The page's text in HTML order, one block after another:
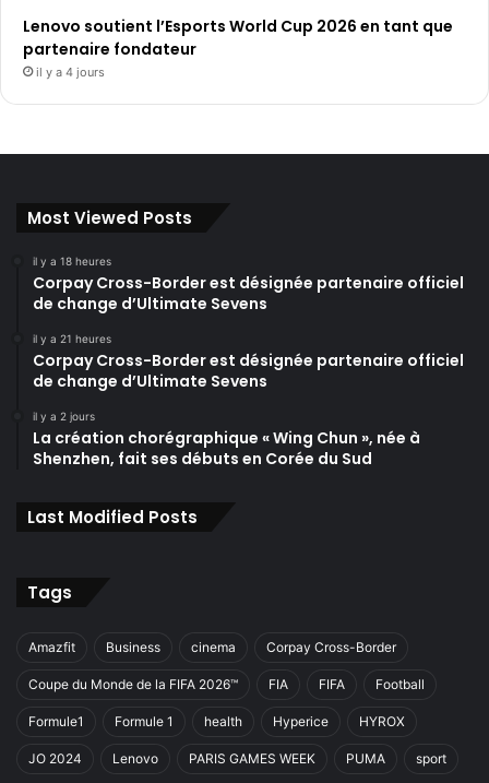
Lenovo soutient l’Esports World Cup 2026 en tant que
partenaire fondateur
il y a 4 jours
Most Viewed Posts
il y a 18 heures
Corpay Cross-Border est désignée partenaire officiel
de change d’Ultimate Sevens
il y a 21 heures
Corpay Cross-Border est désignée partenaire officiel
de change d’Ultimate Sevens
il y a 2 jours
La création chorégraphique « Wing Chun », née à
Shenzhen, fait ses débuts en Corée du Sud
Last Modified Posts
Tags
Amazfit Business cinema Corpay Cross-Border
Coupe du Monde de la FIFA 2026™ FIA FIFA Football
Formule1 Formule 1 health Hyperice HYROX
JO 2024 Lenovo PARIS GAMES WEEK PUMA sport